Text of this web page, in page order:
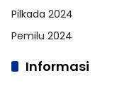
Pilkada 2024
Pemilu 2024
Informasi